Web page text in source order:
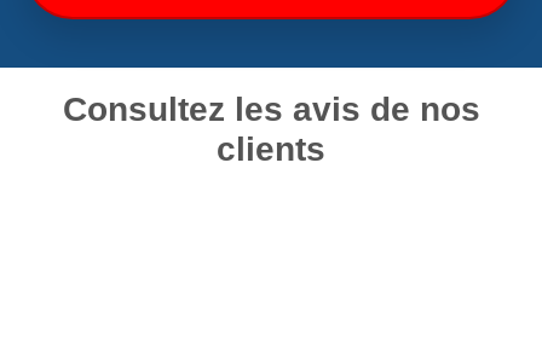
Consultez les avis de nos
clients